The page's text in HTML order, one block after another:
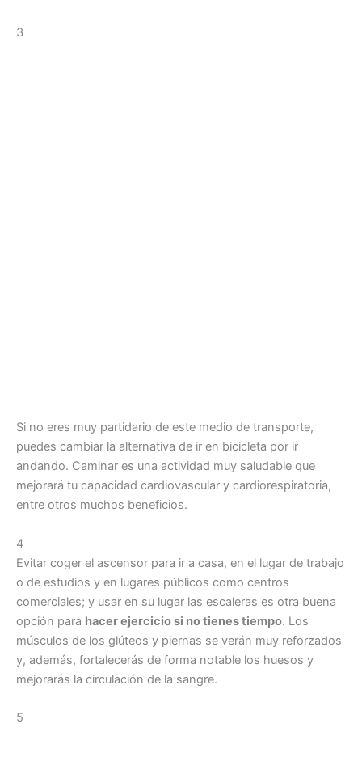
3
Si no eres muy partidario de este medio de transporte,
puedes cambiar la alternativa de ir en bicicleta por ir
andando. Caminar es una actividad muy saludable que
mejorará tu capacidad cardiovascular y cardiorespiratoria,
entre otros muchos beneficios.
4
Evitar coger el ascensor para ir a casa, en el lugar de trabajo
o de estudios y en lugares públicos como centros
comerciales; y usar en su lugar las escaleras es otra buena
opción para hacer ejercicio si no tienes tiempo. Los
músculos de los glúteos y piernas se verán muy reforzados
y, además, fortalecerás de forma notable los huesos y
mejorarás la circulación de la sangre.
5